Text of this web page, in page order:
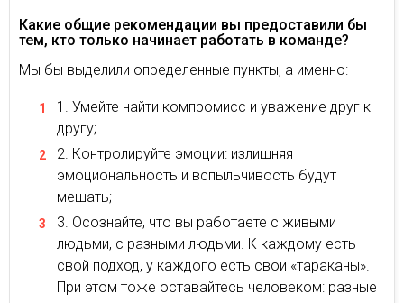
Какие общие рекомендации вы предоставили бы
тем, кто только начинает работать в команде?
Мы бы выделили определенные пункты, а именно:
Умейте найти компромисс и уважение друг к
другу;
Контролируйте эмоции: излишняя
эмоциональность и вспыльчивость будут
мешать;
Осознайте, что вы работаете с живыми
людьми, с разными людьми. К каждому есть
свой подход, у каждого есть свои «тараканы».
При этом тоже оставайтесь человеком: разные